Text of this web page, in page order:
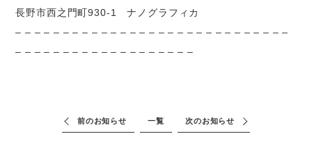
長野市西之門町930-1 ナノグラフィカ
– – – – – – – – – – – – – – – – – – – – – – – – – – – – –
– – – – – – – – – – – – – – – – – – –
前のお知らせ 一覧 次のお知らせ